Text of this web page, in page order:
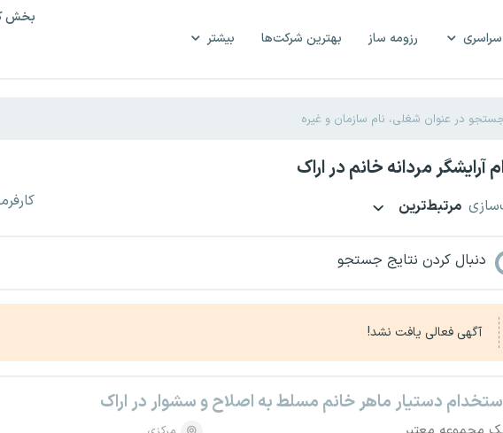
رزومه ساز بهترین شرکت‌ها بیشتر
بخش
آرایشگر مردانه خانم در اراک
مرتبط‌ترین
دنبال کردن نتایج جستجو
آگهی فعالی یافت نشد!
دستیار ماهر خانم مسلط به اصلاح و سشوار در اراک